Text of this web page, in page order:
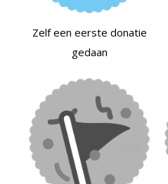
Zelf een eerste donatie
gedaan